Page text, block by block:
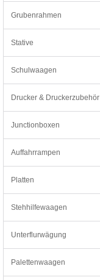
Grubenrahmen
Stative
Schulwaagen
Drucker & Druckerzubehör
Junctionboxen
Auffahrrampen
Platten
Stehhilfewaagen
Unterflurwägung
Palettenwaagen